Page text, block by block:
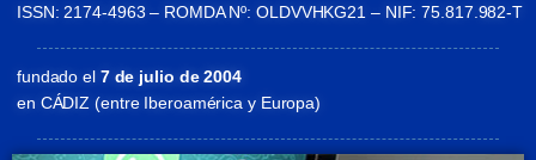
ISSN: 2174-4963 – ROMDA Nº: OLDVVHKG21 – NIF: 75.817.982-T
fundado el7 de julio de 2004
en CÁDIZ (entre Iberoamérica y Europa)